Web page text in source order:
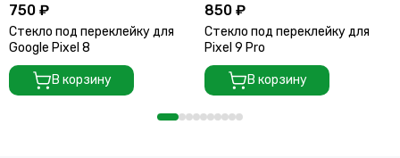
750 ₽
Стекло под переклейку для
Google Pixel 8
В корзину
850 ₽
Стекло под переклейку для
Pixel 9 Pro
В корзину